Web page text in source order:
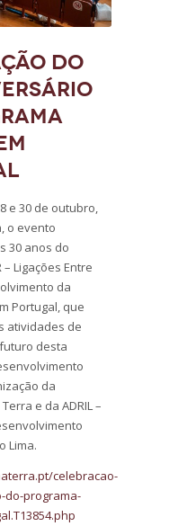
do
e 30 de outubro,
o evento
30 anos do
– Ligações Entre
da
Portugal, que
atividades de
desta
da
e da ADRIL –
Lima.
celebracao-
do-programa-